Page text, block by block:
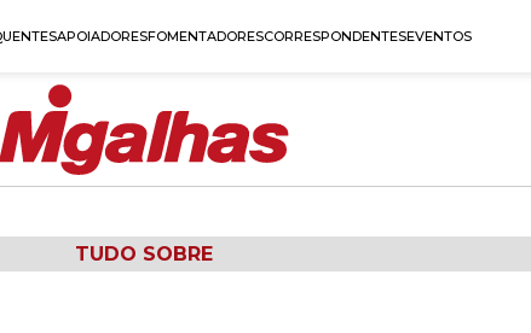
APOIADORESFOMENTADORESCORRESPONDENTESEVENTOS
TUDO SOBRE